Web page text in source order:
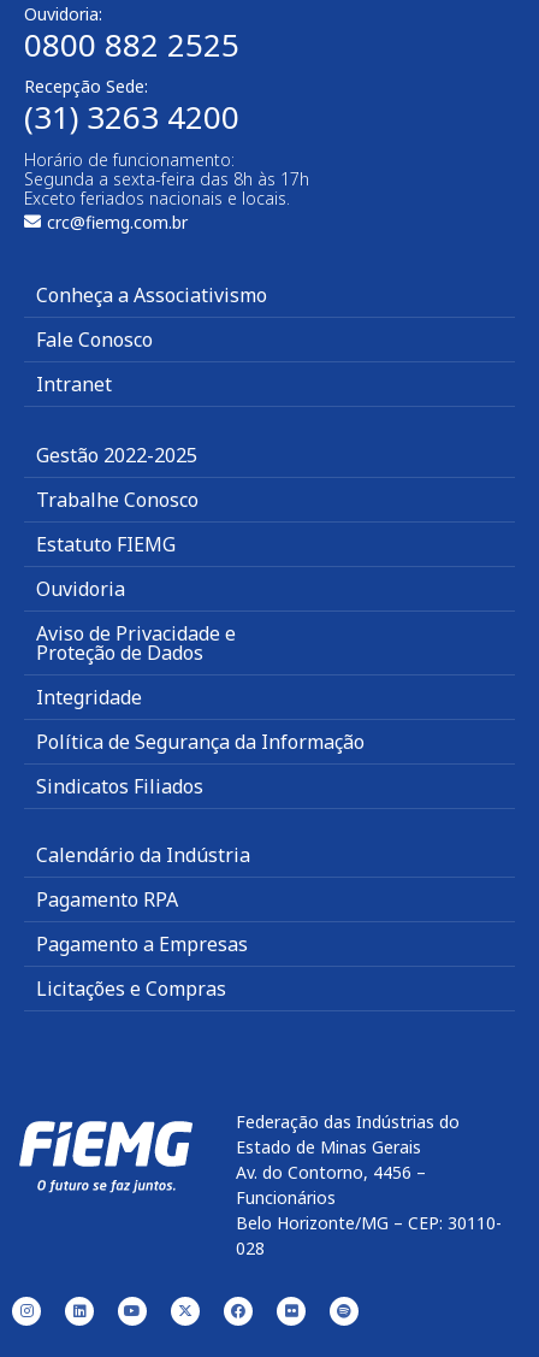
Ouvidoria:
0800 882 2525
Recepção Sede:
(31) 3263 4200
Horário de funcionamento:
Segunda a sexta-feira das 8h às 17h
Exceto feriados nacionais e locais.
crc@fiemg.com.br
Conheça a Associativismo
Fale Conosco
Intranet
Gestão 2022-2025
Trabalhe Conosco
Estatuto FIEMG
Ouvidoria
Aviso de Privacidade e
Proteção de Dados
Integridade
Política de Segurança da Informação
Sindicatos Filiados
Calendário da Indústria
Pagamento RPA
Pagamento a Empresas
Licitações e Compras
Federação das Indústrias do
Estado de Minas Gerais
Av. do Contorno, 4456 –
Funcionários
Belo Horizonte/MG – CEP: 30110-
028